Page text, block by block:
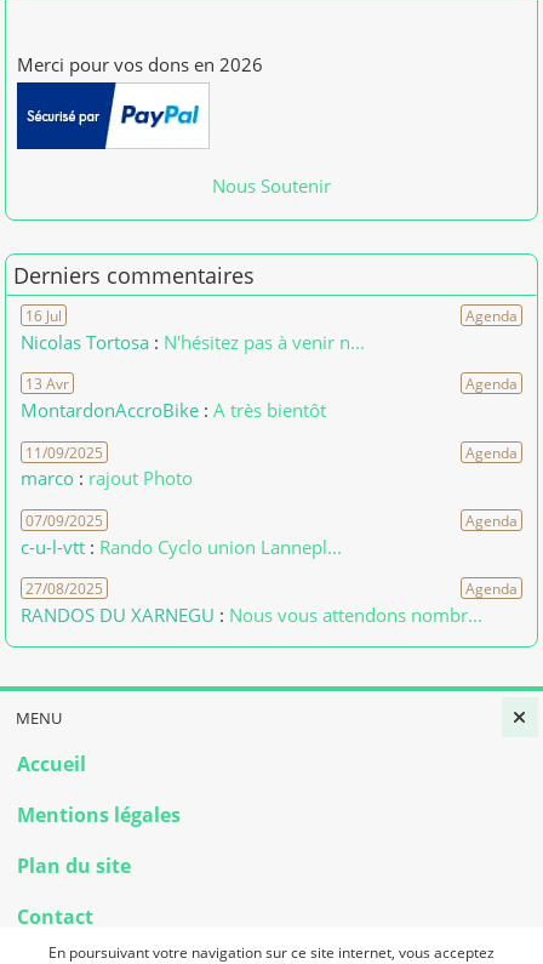
En poursuivant votre navigation sur ce site internet, vous acceptez
[01/01/2026] patdam
Nous Soutenir
Derniers commentaires
16 Jul Agenda
Nicolas Tortosa : N'hésitez pas à venir n...
13 Avr Agenda
MontardonAccroBike :A très bientôt
11/09/2025 Agenda
marco : rajout Photo
07/09/2025 Agenda
c-u-l-vtt : Rando Cyclo union Lannepl...
27/08/2025 Agenda
RANDOS DU XARNEGU : Nous vous attendons nombr...
MENU
Accueil
Mentions légales
Plan du site
Contact